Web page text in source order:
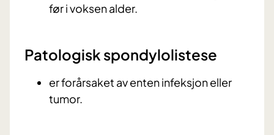
før i voksen alder.
Patologisk spondylolistese
er forårsaket av enten infeksjon eller
tumor.